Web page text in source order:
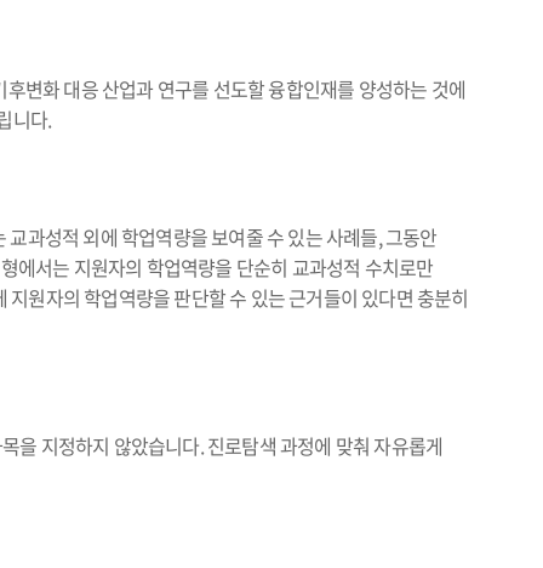
변화 대응 산업과 연구를 선도할 융합인재를 양성하는 것에
니다.
과성적 외에 학업역량을 보여줄 수 있는 사례들, 그동안
에서는 지원자의 학업역량을 단순히 교과성적 수치로만
원자의 학업역량을 판단할 수 있는 근거들이 있다면 충분히
을 지정하지 않았습니다. 진로탐색 과정에 맞춰 자유롭게